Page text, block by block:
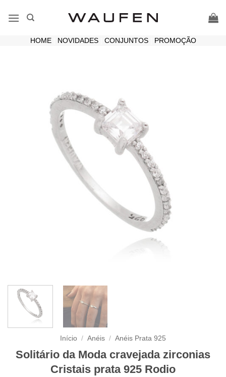
HOME| NOVIDADES| CONJUNTOS| PROMOÇÃO
Início / Anéis / Anéis Prata 925
Solitário da Moda cravejada zirconias
Cristais prata 925 Rodio